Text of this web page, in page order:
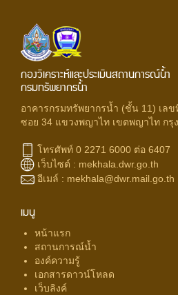
กองวิเคราะห์และประเมินสถานการณ์น้ำ
กรมทรัพยากรน้ำ
อาคารกรมทรัพยากรน้ำ (ชั้น 11) เล
ซอย 34 แขวงพญาไท เขตพญาไท กรุ
โทรศัพท์ 0 2271 6000 ต่อ 6407
เว็บไซต์ : mekhala.dwr.go.th
อีเมล์ : mekhala@dwr.mail.go.th
เมนู
หน้าแรก
สถานการณ์น้ำ
องค์ความรู้
เอกสารดาวน์โหลด
เว็บลิงค์